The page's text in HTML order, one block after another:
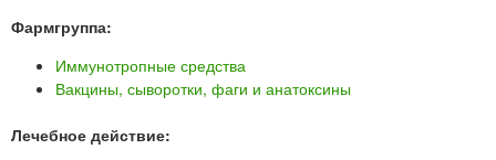
Фармгруппа:
Иммунотропные средства
Вакцины, сыворотки, фаги и анатоксины
Лечебное действие: